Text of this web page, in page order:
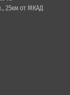
25км от МКАД